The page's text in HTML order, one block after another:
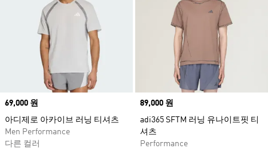
Price
69,000 원
아디제로 아카이브 러닝 티셔츠
Men Performance
다른 컬러
Price
89,000 원
adi365 SFTM 러닝 유나이트핏 티
셔츠
Performance